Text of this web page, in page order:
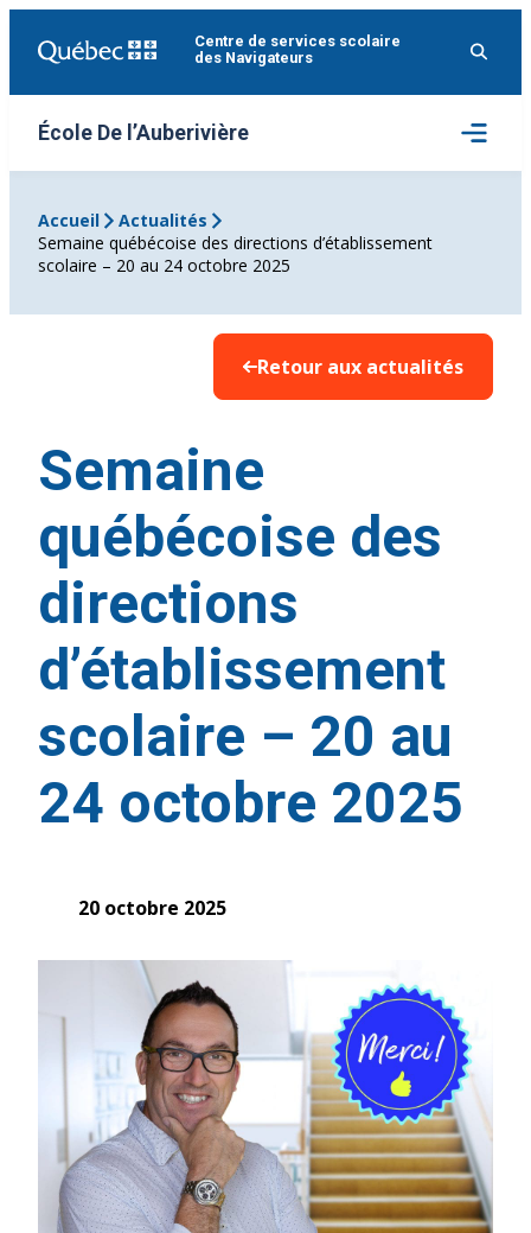
Centre de services scolaire
des Navigateurs
École De l’Auberivière
Ouvrir
le
menu
Accueil
Actualités
Semaine québécoise des directions d’établissement
scolaire – 20 au 24 octobre 2025
Retour aux actualités
Semaine
québécoise des
directions
d’établissement
scolaire – 20 au
24 octobre 2025
20 octobre 2025